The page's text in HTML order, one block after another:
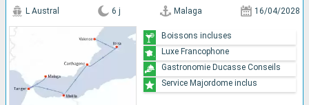
L Austral 6 j Malaga 16/04/2028
Boissons incluses
Luxe Francophone
Gastronomie Ducasse Conseils
Service Majordome inclus